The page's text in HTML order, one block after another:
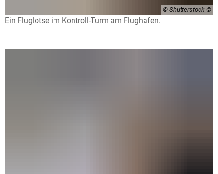
© Shutterstock
Ein Fluglotse im Kontroll-Turm am Flughafen.